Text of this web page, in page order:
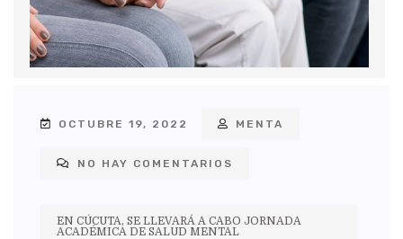
OCTUBRE 19, 2022 MENTA
NO HAY COMENTARIOS
EN CÚCUTA, SE LLEVARÁ A CABO JORNADA
ACADÉMICA DE SALUD MENTAL